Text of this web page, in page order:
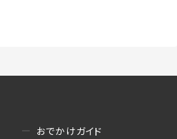
おでかけガイド